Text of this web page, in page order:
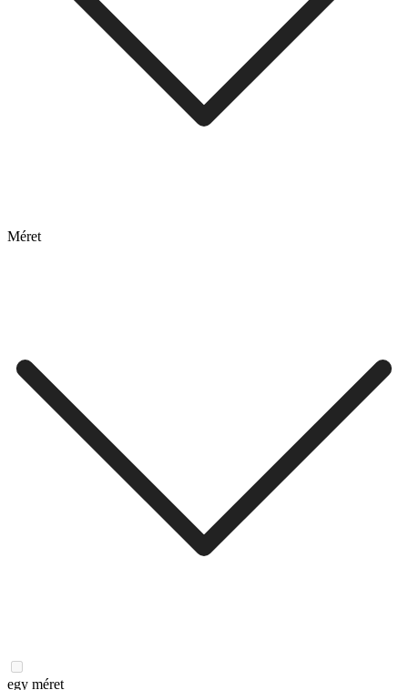
Méret
egy méret